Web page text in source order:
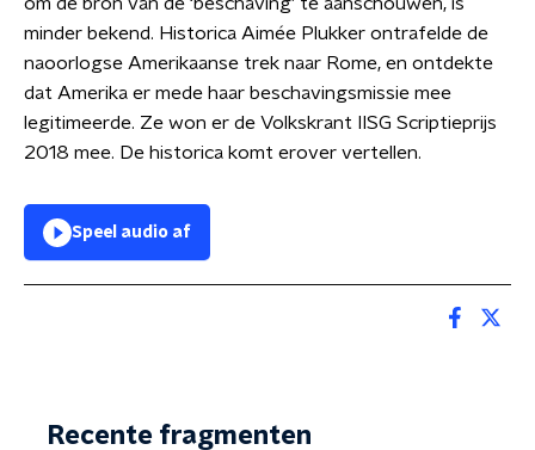
minder bekend. Historica Aimée Plukker ontrafelde de
naoorlogse Amerikaanse trek naar Rome, en ontdekte
dat Amerika er mede haar beschavingsmissie mee
legitimeerde. Ze won er de Volkskrant IISG Scriptieprijs
2018 mee. De historica komt erover vertellen.
Speel audio af
Recente fragmenten